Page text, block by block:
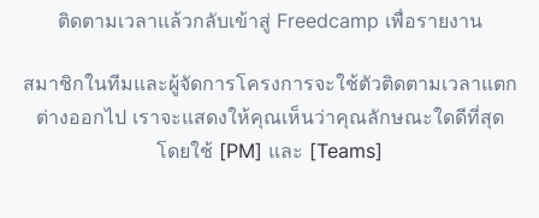
ติดตามเวลาแล้วกลับเข้าสู่ Freedcamp เพื่อรายงาน
สมาชิกในทีมและผู้จัดการโครงการจะใช้ตัวติดตามเวลาแตก
ต่างออกไป เราจะแสดงให้คุณเห็นว่าคุณลักษณะใดดีที่สุด
โดยใช้ [PM] และ [Teams]